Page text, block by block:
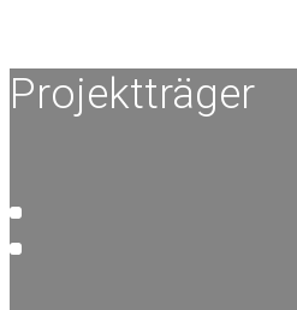
Projektträger